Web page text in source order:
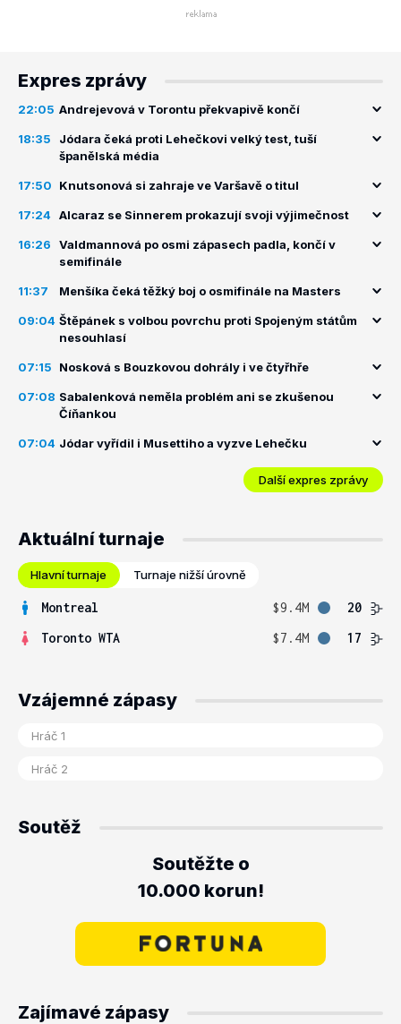
Expres zprávy
22:05 Andrejevová v Torontu překvapivě končí
18:35
Jódara čeká proti Lehečkovi velký test, tuší
španělská média
17:50 Knutsonová si zahraje ve Varšavě o titul
17:24 Alcaraz se Sinnerem prokazují svoji výjimečnost
16:26
Valdmannová po osmi zápasech padla, končí v
semifinále
11:37 Menšíka čeká těžký boj o osmifinále na Masters
09:04 Štěpánek s volbou povrchu proti Spojeným státům
nesouhlasí
07:15 Nosková s Bouzkovou dohrály i ve čtyřhře
07:08 Sabalenková neměla problém ani se zkušenou
Číňankou
07:04 Jódar vyřídil i Musettiho a vyzve Lehečku
Další expres zprávy
Aktuální turnaje
Hlavní turnaje Turnaje nižší úrovně
Montreal $9.4M
20
Toronto WTA
$7.4M 17
Vzájemné zápasy
Soutěž
Soutěžte o
10.000 korun!
Zajímavé zápasy